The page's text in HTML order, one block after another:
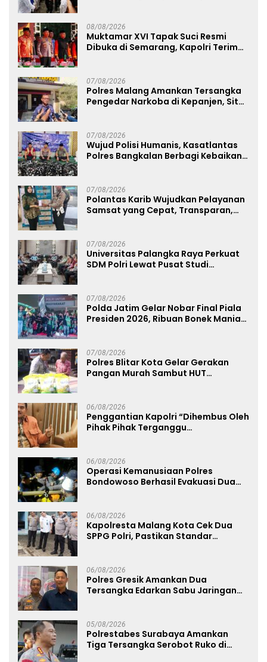
08/08/2026
Muktamar XVI Tapak Suci Resmi
Dibuka di Semarang, Kapolri Terima
07/08/2026
Polres Malang Amankan Tersangka
Pengedar Narkoba di Kepanjen, Sita
07/08/2026
Wujud Polisi Humanis, Kasatlantas
Polres Bangkalan Berbagi Kebaikan
07/08/2026
Polantas Karib Wujudkan Pelayanan
Samsat yang Cepat, Transparan,
07/08/2026
Universitas Palangka Raya Perkuat
SDM Polri Lewat Pusat Studi
07/08/2026
Polda Jatim Gelar Nobar Final Piala
Presiden 2026, Ribuan Bonek Mania
07/08/2026
Polres Blitar Kota Gelar Gerakan
Pangan Murah Sambut HUT
06/08/2026
Penggantian Kapolri “Dihembus Oleh
Pihak Pihak Terganggu
06/08/2026
Operasi Kemanusiaan Polres
Bondowoso Berhasil Evakuasi Dua
06/08/2026
Kapolresta Malang Kota Cek Dua
SPPG Polri, Pastikan Standar
06/08/2026
Polres Gresik Amankan Dua
Tersangka Edarkan Sabu Jaringan
05/08/2026
Polrestabes Surabaya Amankan
Tiga Tersangka Serobot Ruko di